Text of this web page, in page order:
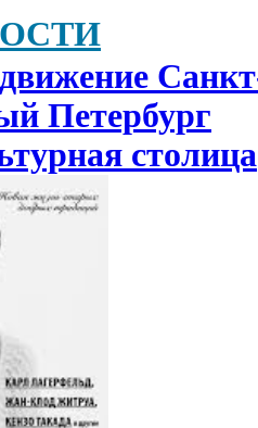
Петербург
столица